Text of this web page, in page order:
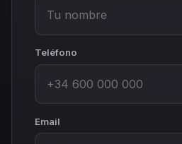
Teléfono
Email